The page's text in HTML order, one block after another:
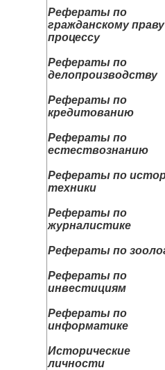
Рефераты по
гражданскому
процессу
Рефераты по
делопроизводству
Рефераты по
кредитованию
Рефераты по
естествознанию
Рефераты по
техники
Рефераты по
журналистике
Рефераты по
Рефераты по
инвестициям
Рефераты по
информатике
Исторические
личности